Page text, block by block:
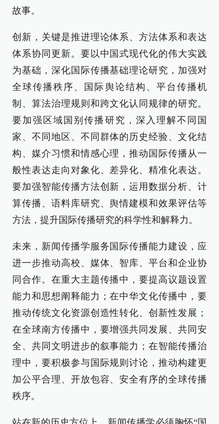
故事。
创新，关键是推进理论体系、方法体系和表达
体系协同更新。要以中国式现代化的伟大实践
为基础，深化国际传播基础理论研究，加强对
全球传播秩序、国际舆论结构、平台传播机
制、算法治理规则和跨文化认同规律的研究。
要加强区域国别传播研究，深入理解不同国
家、不同地区、不同群体的历史经验、文化结
构、媒介习惯和情感心理，推动国际传播从一
般性表达走向对象化、差异化、精准化表达。
要加强智能传播方法创新，运用数据分析、计
算传播、语料库研究、舆情建模和效果评估等
方法，提升国际传播研究的科学性和解释力。
未来，新闻传播学服务国际传播能力建设，应
进一步推动高校、媒体、智库、平台和企业协
同合作。在重大主题传播中，要提高议题设置
能力和思想阐释能力；在中华文化传播中，要
推动传统文化资源创造性转化、创新性发展；
在全球南方传播中，要增强共同发展、共同安
全、共同文明进步的叙事能力；在智能传播治
理中，要积极参与国际规则讨论，推动构建更
加公平合理、开放包容、安全有序的全球传播
秩序。